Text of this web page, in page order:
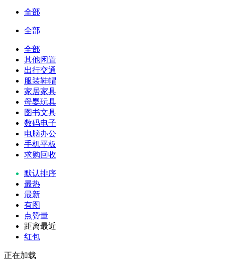
全部
全部
全部
其他闲置
出行交通
服装鞋帽
家居家具
母婴玩具
图书文具
数码电子
电脑办公
手机平板
求购回收
默认排序
最热
最新
有图
点赞量
距离最近
红包
正在加载